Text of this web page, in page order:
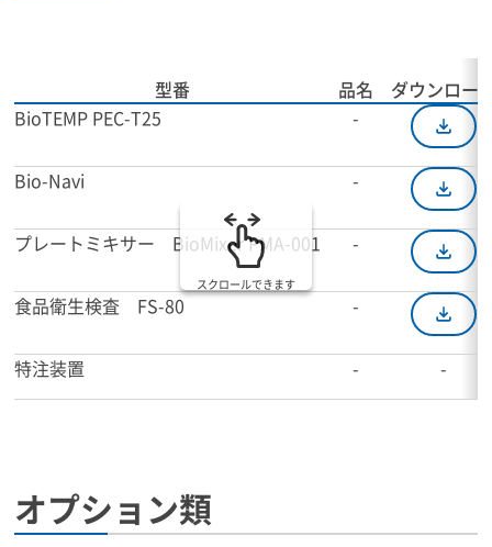
型番 品名
ダウンロー
BioTEMP PEC-T25
-
Bio-Navi -
プレートミキサー BioMixer PMA-001 -
食品衛生検査 FS-80 -
特注装置 - -
スクロールできます
オプション類